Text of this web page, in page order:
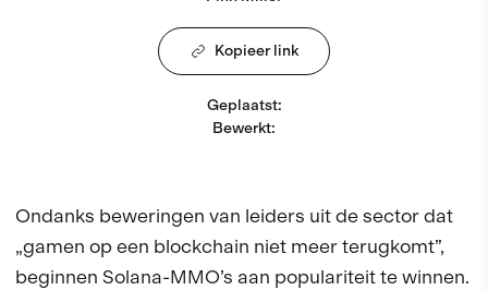
Kopieer link
Geplaatst:
Bewerkt:
Ondanks beweringen van leiders uit de sector dat
„gamen op een blockchain niet meer terugkomt”,
beginnen Solana-MMO’s aan populariteit te winnen.